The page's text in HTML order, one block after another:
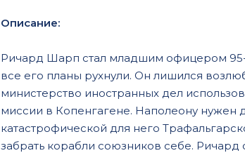
Описание:
Ричард Шарп стал младшим офицером
все его планы рухнули. Он лишился
министерство иностранных дел
миссии в Копенгагене. Наполеону нужен
катастрофической для него
забрать корабли союзников себе.